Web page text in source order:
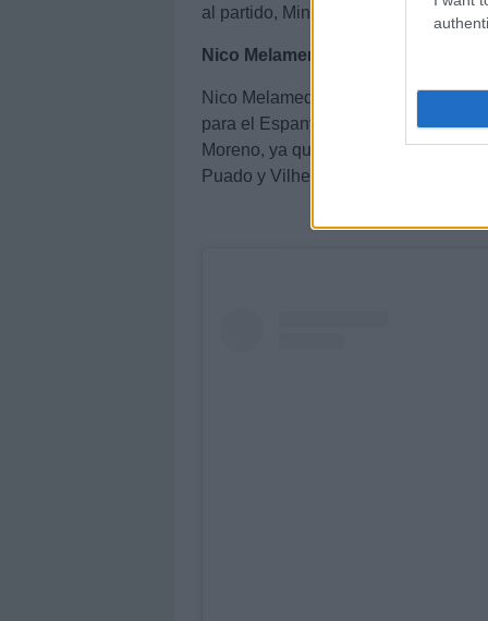
al partido, Mingueza podria ser la
Nico Melamend (Espanyol):
Nico Melamed también vio dos
para el Espanyol-Sevilla. Su
Moreno, ya que el joven extremo
Puado y Vilhena ocupen los